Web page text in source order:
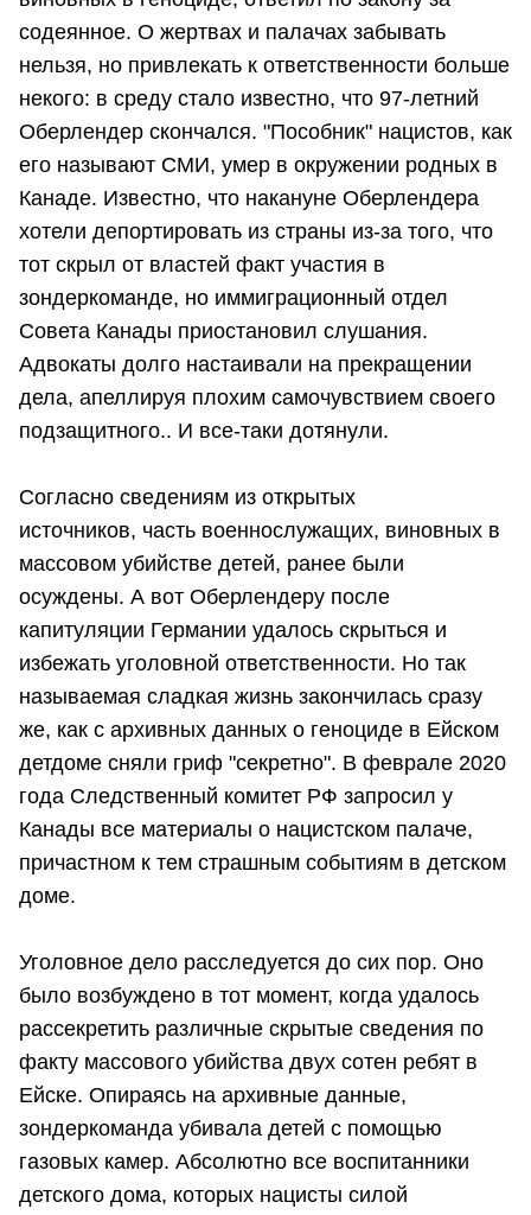
содеянное. О жертвах и палачах забывать
нельзя, но привлекать к ответственности больше
некого: в среду стало известно, что 97-летний
Оберлендер скончался. "Пособник" нацистов, как
его называют СМИ, умер в окружении родных в
Канаде. Известно, что накануне Оберлендера
хотели депортировать из страны из-за того, что
тот скрыл от властей факт участия в
зондеркоманде, но иммиграционный отдел
Совета Канады приостановил слушания.
Адвокаты долго настаивали на прекращении
дела, апеллируя плохим самочувствием своего
подзащитного.. И все-таки дотянули.
Согласно сведениям из открытых
источников, часть военнослужащих, виновных в
массовом убийстве детей, ранее были
осуждены. А вот Оберлендеру после
капитуляции Германии удалось скрыться и
избежать уголовной ответственности. Но так
называемая сладкая жизнь закончилась сразу
же, как с архивных данных о геноциде в Ейском
детдоме сняли гриф "секретно". В феврале 2020
года Следственный комитет РФ запросил у
Канады все материалы о нацистском палаче,
причастном к тем страшным событиям в детском
доме.
Уголовное дело расследуется до сих пор. Оно
было возбуждено в тот момент, когда удалось
рассекретить различные скрытые сведения по
факту массового убийства двух сотен ребят в
Ейске. Опираясь на архивные данные,
зондеркоманда убивала детей с помощью
газовых камер. Абсолютно все воспитанники
детского дома, которых нацисты силой